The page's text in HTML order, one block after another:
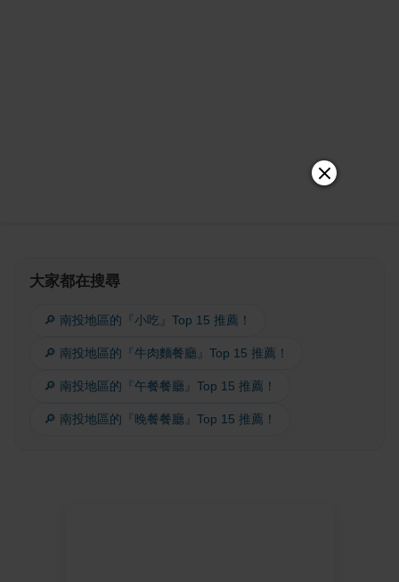
大家都在搜尋
🔎 南投地區的『小吃』Top 15 推薦！
🔎 南投地區的『牛肉麵餐廳』Top 15 推薦！
🔎 南投地區的『午餐餐廳』Top 15 推薦！
🔎 南投地區的『晚餐餐廳』Top 15 推薦！